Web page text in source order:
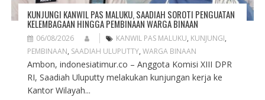
KUNJUNGI KANWIL PAS MALUKU, SAADIAH SOROTI PENGUATAN
KELEMBAGAAN HINGGA PEMBINAAN WARGA BINAAN
06/08/2026 KANWIL PAS MALUKU, KUNJUNGI,
PEMBINAAN, SAADIAH ULUPUTTY, WARGA BINAAN
Ambon, indonesiatimur.co – Anggota Komisi XIII DPR
RI, Saadiah Uluputty melakukan kunjungan kerja ke
Kantor Wilayah...